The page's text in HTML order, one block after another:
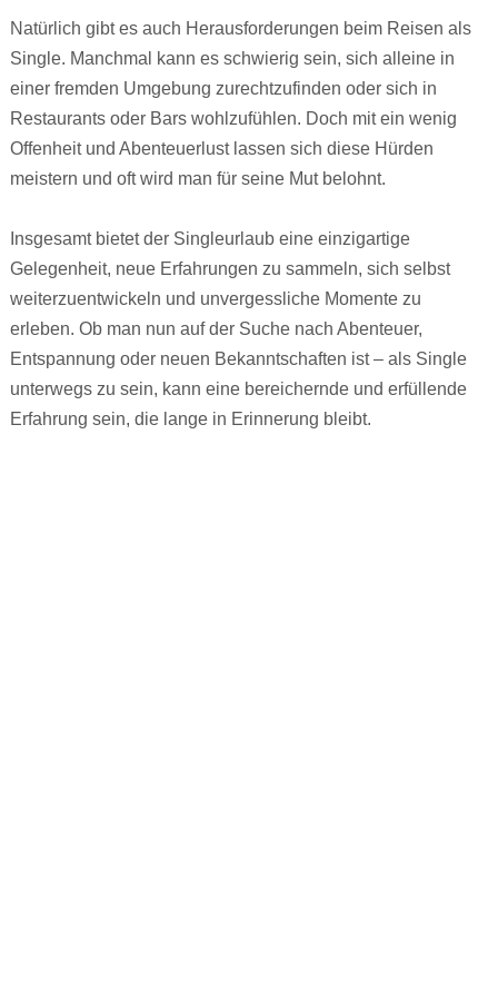
Natürlich gibt es auch Herausforderungen beim Reisen als
Single. Manchmal kann es schwierig sein, sich alleine in
einer fremden Umgebung zurechtzufinden oder sich in
Restaurants oder Bars wohlzufühlen. Doch mit ein wenig
Offenheit und Abenteuerlust lassen sich diese Hürden
meistern und oft wird man für seine Mut belohnt.
Insgesamt bietet der Singleurlaub eine einzigartige
Gelegenheit, neue Erfahrungen zu sammeln, sich selbst
weiterzuentwickeln und unvergessliche Momente zu
erleben. Ob man nun auf der Suche nach Abenteuer,
Entspannung oder neuen Bekanntschaften ist – als Single
unterwegs zu sein, kann eine bereichernde und erfüllende
Erfahrung sein, die lange in Erinnerung bleibt.